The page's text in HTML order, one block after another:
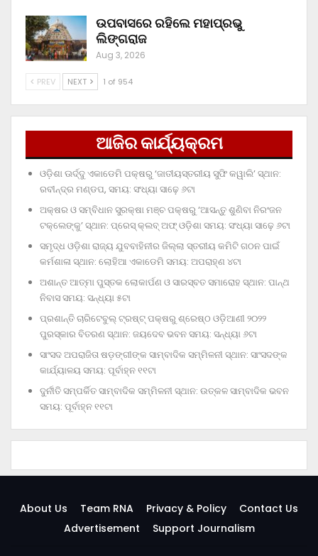
ଉପବାସରେ ରହିଲେ ମହାପ୍ରଭୁ
ଲିଙ୍ଗରାଜ
Aug 3, 2026
PREV NEXT 1 of 954
ଆଜିର କାର୍ଯ୍ୟକ୍ରମ
ଓଡ଼ିଶା ଊର୍ଦ୍ଦୁ ଏକାଡେମି ପକ୍ଷରୁ ‘ଜାତୀୟସ୍ତରୀୟ ସୁଫି କୱାଲି’ ସ୍ଥାନ:
ରବୀନ୍ଦ୍ର ମଣ୍ଡପ, ସମୟ: ସଂଧ୍ୟା ସାଢ଼େ ୬ଟା
ଅକ୍ଷର ଓ ସମ୍ବିଧାନ ସୁରକ୍ଷା ମଞ୍ଚ ପକ୍ଷରୁ ‘ଆସନ୍ତୁ ଶୁଣିବା ନିରଂଜନ
ଟକ୍‌ଲେଙ୍କୁ’ ସ୍ଥାନ: ପ୍ରେସ୍‌ କ୍ଲବ୍‌ ଅଫ୍‌ ଓଡ଼ିଶା ସମୟ: ସଂଧ୍ୟା ସାଢ଼େ ୬ଟା
ସମୃଦ୍ଧ ଓଡ଼ିଶା ରାଜ୍ୟ ଯୁବବାହିନୀର ଜିଲ୍ଲା ସ୍ତରୀୟ କମିଟି ଗଠନ ପାଇଁ
କର୍ମଶାଳା ସ୍ଥାନ: ଲୋହିଆ ଏକାଡେମି ସମୟ: ଅପରାହ୍‌ଣ ୪ଟା
ଅଶାନ୍ତ ଆତ୍ମା ପୁସ୍ତକ ଲୋକାର୍ପଣ ଓ ସାରସ୍ବତ ସମାରୋହ ସ୍ଥାନ: ପାନ୍ଥ
ନିବାସ ସମୟ: ସନ୍ଧ୍ୟା ୫ଟା
ପ୍ରଶାନ୍ତି ଚାରିଟେବୁଲ୍‌ ଟ୍ରଷ୍ଟ୍‌ ପକ୍ଷରୁ ଶ୍ରେଷ୍ଠ ଓଡ଼ିଆଣୀ ୨୦୨୨
ପୁରସ୍କାର ବିତରଣ ସ୍ଥାନ: ଜୟଦେବ ଭବନ ସମୟ: ସନ୍ଧ୍ୟା ୬ଟା
ସାଂସଦ ଅପରାଜିତା ଷଡ଼ଙ୍ଗୀଙ୍କ ସାମ୍ବାଦିକ ସମ୍ମିଳନୀ ସ୍ଥାନ: ସାଂସଦଙ୍କ
କାର୍ଯ୍ୟାଳୟ ସମୟ: ପୂର୍ବାହ୍ନ ୧୧ଟା
ଦୁର୍ନୀତି ସମ୍ପର୍କିତ ସାମ୍ବାଦିକ ସମ୍ମିଳନୀ ସ୍ଥାନ: ଉତ୍କଳ ସାମ୍ବାଦିକ ଭବନ
ସମୟ: ପୂର୍ବାହ୍ନ ୧୧ଟା
About Us Team RNA Privacy & Policy
Contact Us
Advertisement
Support Journalism